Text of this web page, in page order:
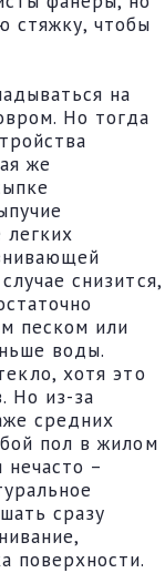
стяжку, чтобы
на
Но тогда
же
снизится,
песком или
воды.
хотя это
Но из-за
средних
пол в жилом
–
сразу
поверхности.